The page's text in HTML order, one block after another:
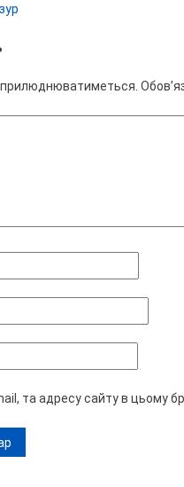
та адресу сайту в цьому